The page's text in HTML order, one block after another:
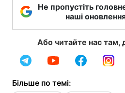
Не пропустіть
наші
Або читайте нас там,
Більше по темі: